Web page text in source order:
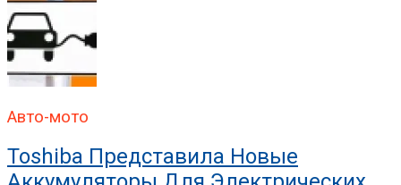
Авто-мото
Toshiba Представила Новые